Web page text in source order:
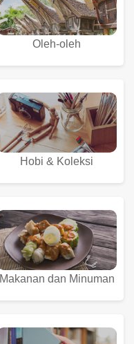
Oleh-oleh
Hobi & Koleksi
Makanan dan Minuman